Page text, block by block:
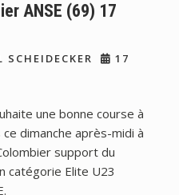
ANSE (69) 17
17
une bonne course à
dimanche après-midi à
support du
catégorie Elite U23